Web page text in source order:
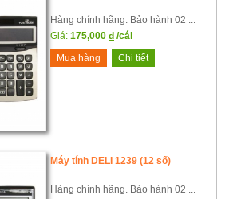
Hàng chính hãng. Bảo hành 02 ...
Giá: 175,000 đ /cái
Mua hàng
Chi tiết
Máy tính DELI 1239 (12 số)
Hàng chính hãng. Bảo hành 02 ...